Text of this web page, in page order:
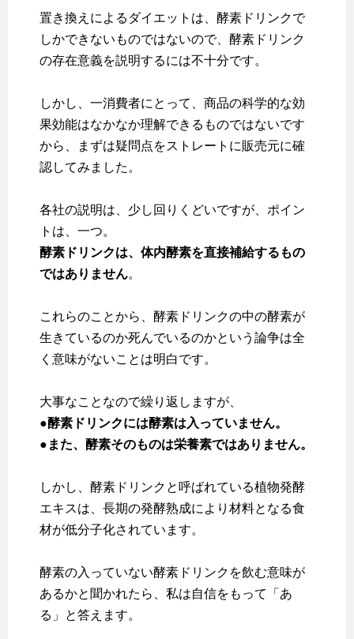
置き換えによるダイエットは、酵素ドリンクで
しかできないものではないので、酵素ドリンク
の存在意義を説明するには不十分です。
しかし、一消費者にとって、商品の科学的な効
果効能はなかなか理解できるものではないです
から、まずは疑問点をストレートに販売元に確
認してみました。
各社の説明は、少し回りくどいですが、ポイン
トは、一つ。
酵素ドリンクは、体内酵素を直接補給するもの
ではありません。
これらのことから、酵素ドリンクの中の酵素が
生きているのか死んでいるのかという論争は全
く意味がないことは明白です。
大事なことなので繰り返しますが、
●酵素ドリンクには酵素は入っていません。
●また、酵素そのものは栄養素ではありません。
しかし、酵素ドリンクと呼ばれている植物発酵
エキスは、長期の発酵熟成により材料となる食
材が低分子化されています。
酵素の入っていない酵素ドリンクを飲む意味が
あるかと聞かれたら、私は自信をもって「あ
る」と答えます。